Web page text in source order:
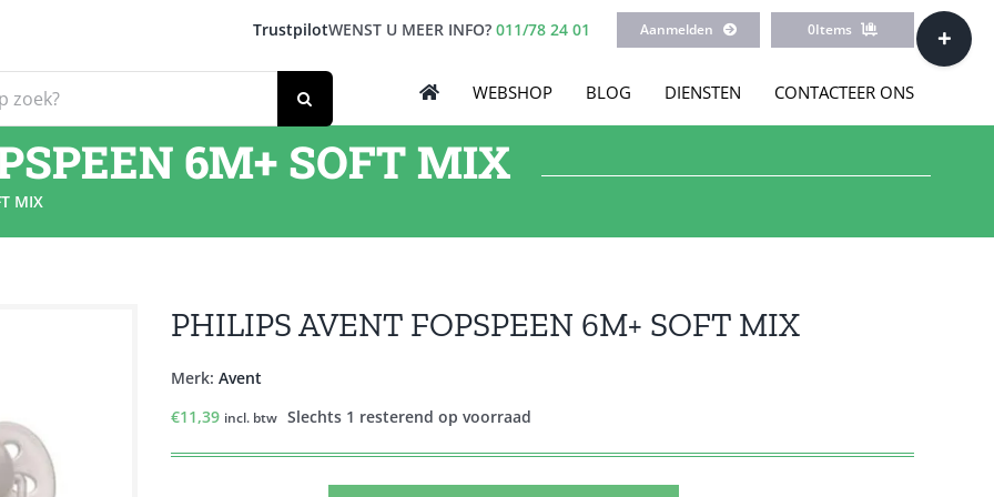
TrustpilotWENST U MEER INFO? 011/78 24 01 Aanmelden 0Items
WEBSHOP BLOG DIENSTEN CONTACTEER ONS
6M+ SOFT MIX
MIX
PHILIPS AVENT FOPSPEEN 6M+ SOFT MIX
Merk: Avent
€11,39 incl. btw Slechts 1 resterend op voorraad
Toggle
Sliding